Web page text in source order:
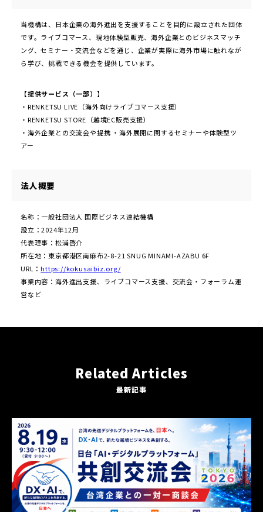
当機構は、日本企業の海外進出を支援することを目的に設立された団体
です。ライブコマース、現地体験型販売、海外企業とのビジネスマッチ
ング、セミナー・交流会などを通じ、企業が実際に海外市場に触れなが
ら学び、挑戦できる機会を提供しています。
【提供サービス（一部）】
・RENKETSU LIVE（海外向けライブコマース支援）
・RENKETSU STORE（越境EC販売支援）
・海外企業との交流会や提携 ・海外展開に関するセミナーや体験型ツ
アー
法人概要
名称：一般社団法人 国際ビジネス連結機構
設立：2024年12月
代表理事：松浦啓介
所在地：東京都港区南麻布2-8-21 SNUG MINAMI-AZABU 6F
URL：https://kokusaibiz.org/
事業内容：海外進出支援、ライブコマース支援、交流会・フォーラム運
営など
Related Articles
最新記事